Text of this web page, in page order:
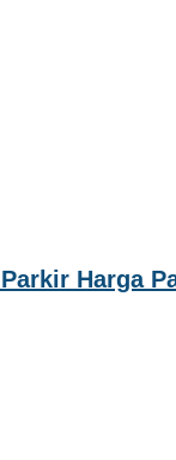
Harga